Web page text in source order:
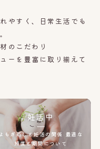
やすく、日常生活でも
のこだわり
ーを豊富に取り揃えて
妊活中
よもぎ蒸しと妊活の関係 最適な
頻度と期間について